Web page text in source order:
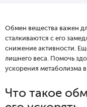
Обмен вещества важен
сталкиваются с его
снижение активности.
лишнего веса. Помочь
ускорения метаболизма в
Что такое